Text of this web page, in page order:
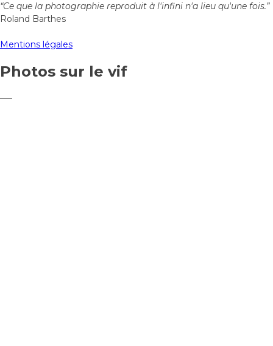
“Ce que la photographie reproduit à l'infini n'a lieu qu'une fois.”
Roland Barthes
Mentions légales
Photos sur le vif